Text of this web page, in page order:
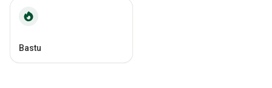
Bastu